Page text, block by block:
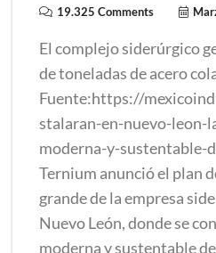
19.325 Comments
El complejo siderúrgico
de toneladas de acero
Fuente:https://
stalaran-en-nuevo-leon-
moderna-y-sustentable-
Ternium anunció el plan
grande de la empresa
Nuevo León, donde se
moderna y sustentable